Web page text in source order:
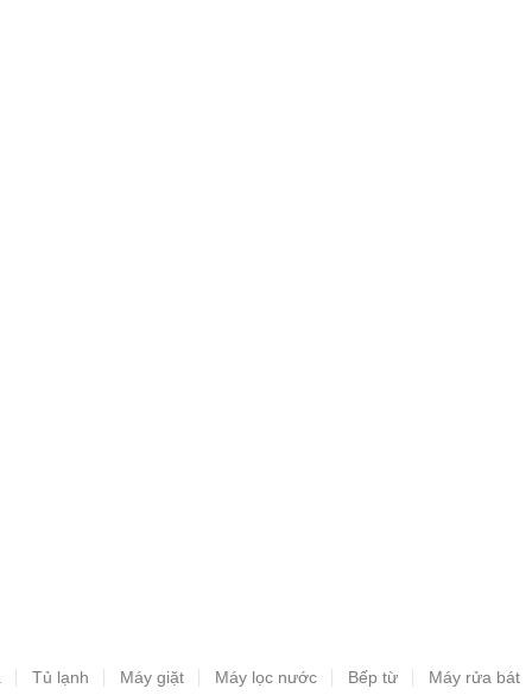
Tủ lạnh Máy giặt Máy lọc nước Bếp từ Máy rửa bát